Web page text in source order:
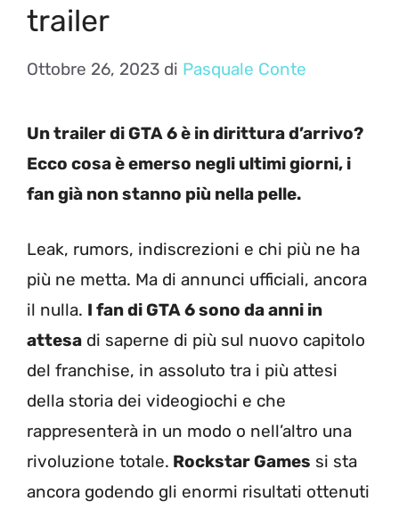
trailer
Ottobre 26, 2023 di Pasquale Conte
Un trailer di GTA 6 è in dirittura d’arrivo?
Ecco cosa è emerso negli ultimi giorni, i
fan già non stanno più nella pelle.
Leak, rumors, indiscrezioni e chi più ne ha
più ne metta. Ma di annunci ufficiali, ancora
il nulla. I fan di GTA 6 sono da anni in
attesa di saperne di più sul nuovo capitolo
del franchise, in assoluto tra i più attesi
della storia dei videogiochi e che
rappresenterà in un modo o nell’altro una
rivoluzione totale. Rockstar Games si sta
ancora godendo gli enormi risultati ottenuti